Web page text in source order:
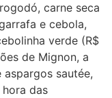
carne seca
e cebola,
verde (R$
de Mignon, a
sautée,
das